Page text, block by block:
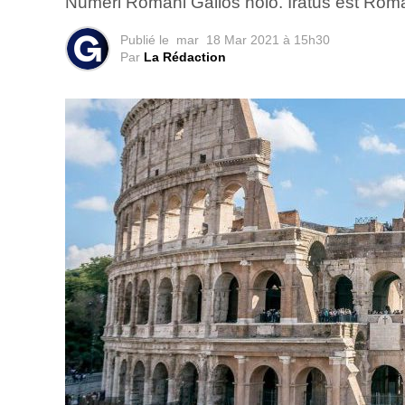
Publié le mar 18 Mar 2021 à 15h30
Par La Rédaction